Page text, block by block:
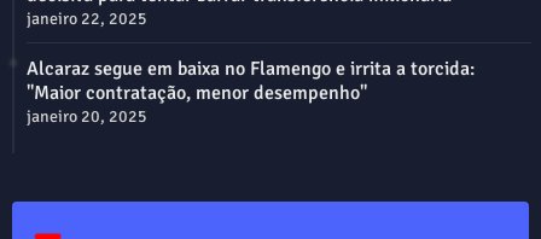
janeiro 22, 2025
Alcaraz segue em baixa no Flamengo e irrita a torcida:
"Maior contratação, menor desempenho"
janeiro 20, 2025